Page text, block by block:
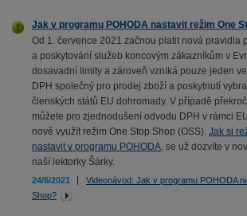
Jak v programu POHODA nastavit režim One
Od 1. července 2021 začnou platit nová pravidla
a poskytování služeb koncovým zákazníkům v
dosavadní limity a zároveň vzniká pouze jeden
DPH společný pro prodej zboží a poskytnutí
členských států EU dohromady. V případě
můžete pro zjednodušení odvodu DPH v rámci
nově využít režim One Stop Shop (OSS). Jak si
nastavit v programu POHODA, se už dozvíte v
naší lektorky Šárky.
24/6/2021
Videonávod: Jak v programu POHODA
Shop?